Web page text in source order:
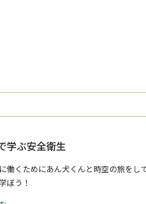
学ぶ安全衛生
働くためにあん犬くんと時空の旅をし
ぼう！